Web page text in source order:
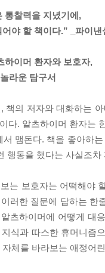
통찰력을 지녔기에,
야 할 책이다.” _파이낸
하이머 환자와 보호자,
라운 탐구서
책의 저자와 대화하는
다. 알츠하이머 환자는
맴돈다. 책을 좋아하
행동을 했다는 사실조차
는 보호자는 어떡해야
러한 질문에 답하는 한
츠하이머에 어떻게 대
식과 따스한 휴머니즘
체를 바라보는 애정어